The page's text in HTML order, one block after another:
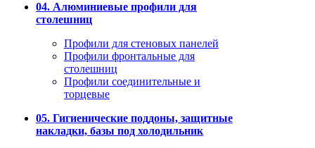
04. Алюминиевые профили для
столешниц
Профили для стеновых панелей
Профили фронтальные для
столешниц
Профили соединительные и
торцевые
05. Гигиенические поддоны, защитные
накладки, базы под холодильник